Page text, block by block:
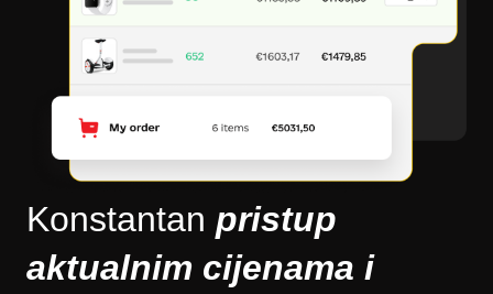
Konstantan pristup
aktualnim cijenama i